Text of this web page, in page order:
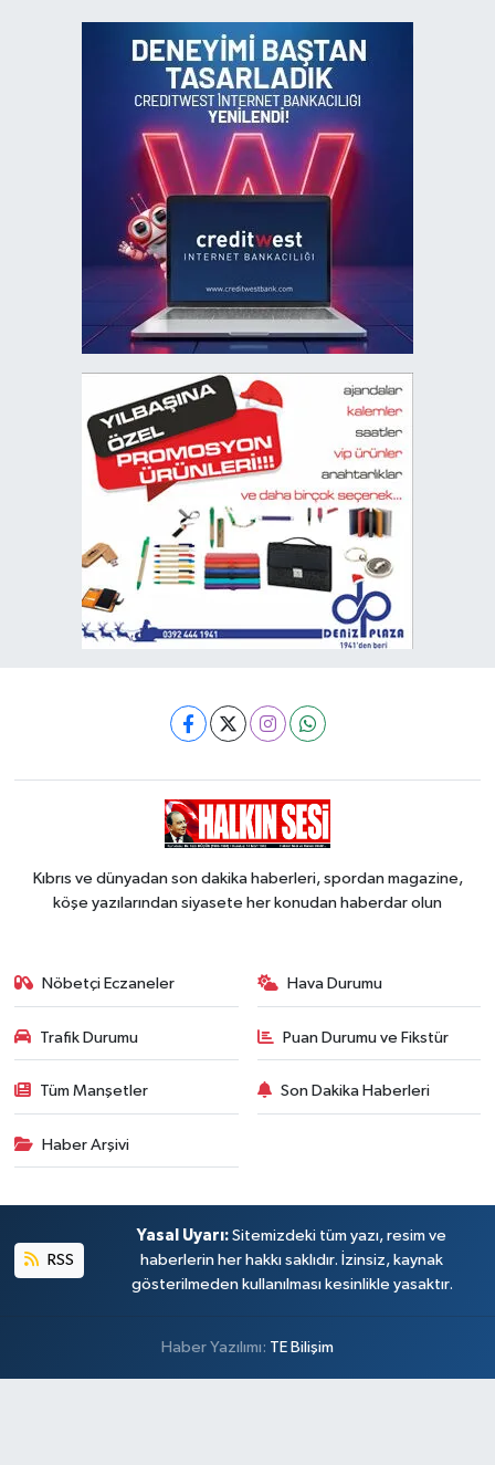
Kıbrıs ve dünyadan son dakika haberleri, spordan magazine,
köşe yazılarından siyasete her konudan haberdar olun
Nöbetçi Eczaneler Hava Durumu
Trafik Durumu Puan Durumu ve Fikstür
Tüm Manşetler Son Dakika Haberleri
Haber Arşivi
RSS
Yasal Uyarı: Sitemizdeki tüm yazı, resim ve
haberlerin her hakkı saklıdır. İzinsiz, kaynak
gösterilmeden kullanılması kesinlikle yasaktır.
Haber Yazılımı: TE Bilişim